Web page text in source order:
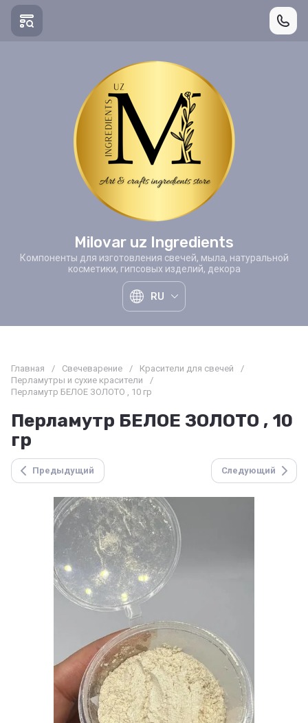
Milovar uz Ingredients
Компоненты для изготовления свечей, мыла, натуральной
косметики, гипсовых изделий, декора
RU
Главная / Свечеварение / Красители для свечей
/
Перламутры и сухие красители
/
Перламутр БЕЛОЕ ЗОЛОТО , 10 гр
Перламутр БЕЛОЕ ЗОЛОТО , 10
гр
Предыдущий Следующий